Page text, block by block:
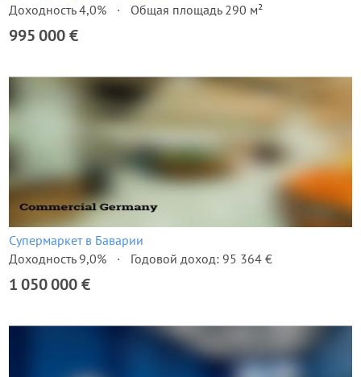
Доходность 4,0%
Общая площадь 290 м²
995 000 €
Супермаркет в Баварии
Доходность 9,0%
Годовой доход: 95 364 €
1 050 000 €